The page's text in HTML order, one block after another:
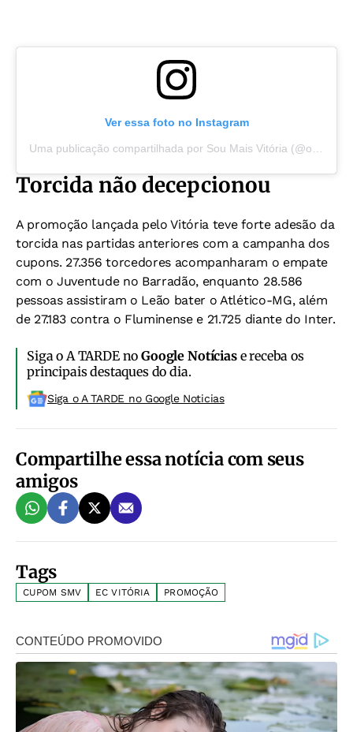
Ver essa foto no Instagram
Torcida não decepcionou
A promoção lançada pelo Vitória teve forte adesão da
torcida nas partidas anteriores com a campanha dos
cupons. 27.356 torcedores acompanharam o empate
com o Juventude no Barradão, enquanto 28.586
pessoas assistiram o Leão bater o Atlético-MG, além
de 27.183 contra o Fluminense e 21.725 diante do Inter.
Siga o A TARDE noGoogle Notíciase receba os
principais destaques do dia.
Siga o A TARDE no Google Noticias
Compartilhe essa notícia com seus
amigos
Tags
CUPOM SMV EC VITÓRIA PROMOÇÃO